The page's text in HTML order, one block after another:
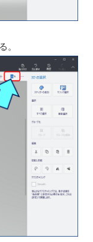
像が枠外になっ